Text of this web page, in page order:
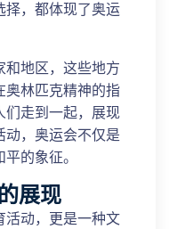
择，都体现了奥运
和地区，这些地方
奥林匹克精神的指
们走到一起，展现
动，奥运会不仅是
的象征。
展现
活动，更是一种文